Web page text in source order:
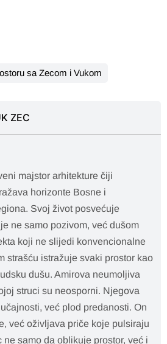
sa Zecom i Vukom
ZEC
majstor arhitekture čiji
horizonte Bosne i
Svoj život posvećuje
ne samo pozivom, već dušom
koji ne slijedi konvencionalne
strašću istražuje svaki prostor kao
dušu. Amirova neumoljiva
struci su neosporni. Njegova
već plod predanosti. On
već oživljava priče koje pulsiraju
ne samo da oblikuje prostor, već i